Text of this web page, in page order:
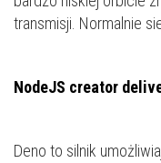
transmisji. Normalnie
NodeJS creator
Deno to silnik